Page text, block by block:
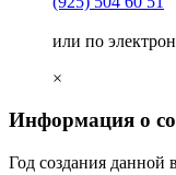
или по
×
Информация о
Год создания данной